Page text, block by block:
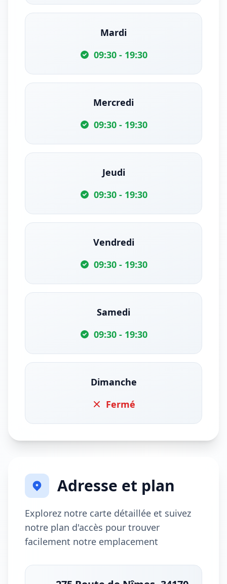
Mardi
09:30 - 19:30
Mercredi
09:30 - 19:30
Jeudi
09:30 - 19:30
Vendredi
09:30 - 19:30
Samedi
09:30 - 19:30
Dimanche
Fermé
Adresse et plan
Explorez notre carte détaillée et suivez
notre plan d'accès pour trouver
facilement notre emplacement